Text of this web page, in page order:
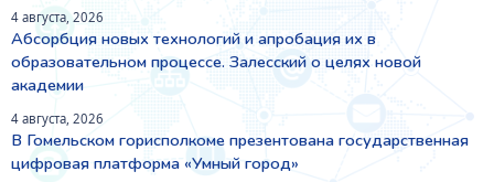
4 августа, 2026
Абсорбция новых технологий и апробация их в
образовательном процессе. Залесский о целях новой
академии
4 августа, 2026
В Гомельском горисполкоме презентована государственная
цифровая платформа «Умный город»